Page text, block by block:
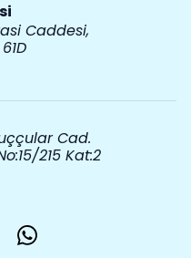
Caddesi,
Cad.
215 Kat:2